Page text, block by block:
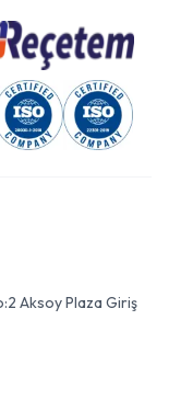
Aksoy Plaza Giriş